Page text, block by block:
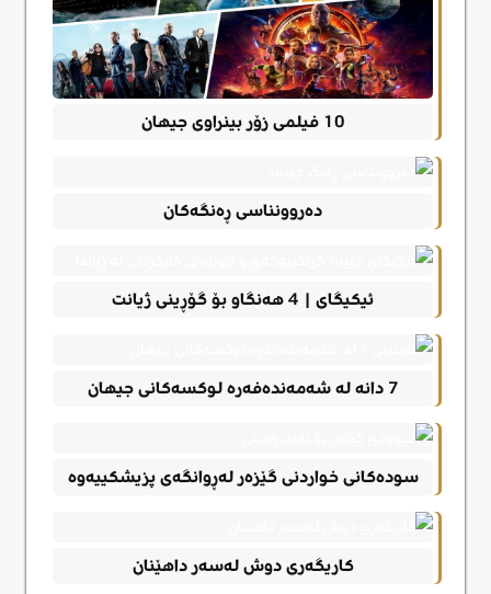
10 فیلمی زۆر بینراوی جیهان
دەروونناسی ڕەنگەکان
ئیکیگای | 4 هەنگاو بۆ گۆڕینی ژیانت
7 دانه له شەمەندەفەره لوکسەکانی جیهان
سودەکانی خواردنی گێزەر لەڕوانگەی پزیشکییەوە
کاریگەری دوش لەسەر داهێنان